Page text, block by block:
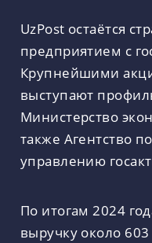
UzPost остаётся
предприятием с
Крупнейшими
выступают
Министерство
также Агентство по
управлению
По итогам 2024
выручку около